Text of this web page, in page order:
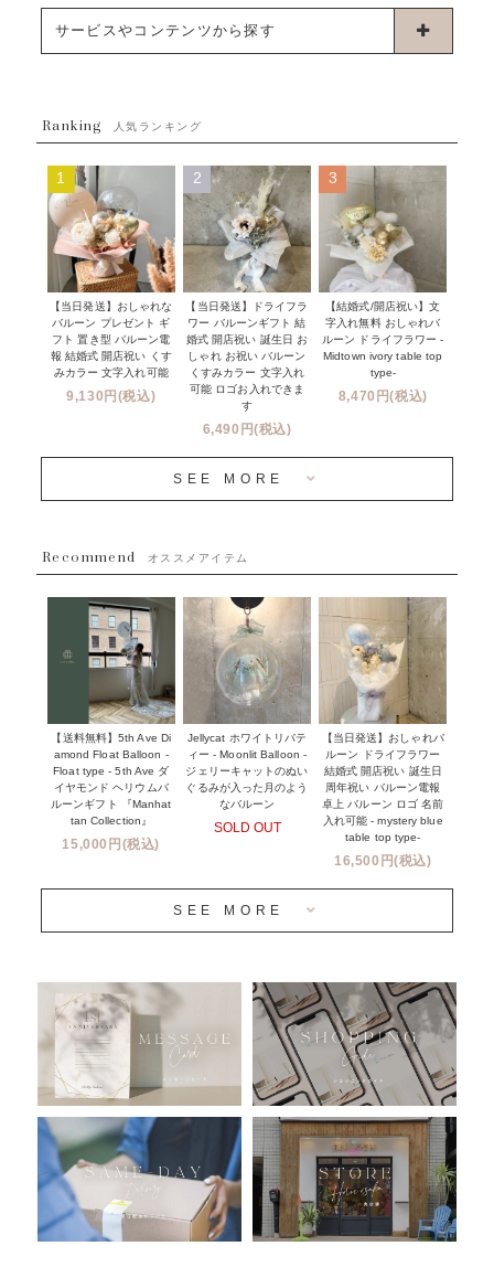
ブーケタイプバルーン
ムーンリットバルーン
コンフェッティバルーン
フリンジバルーン
デコレーションセット
プロップスバルーン
オプション
成人式・卒業式・入学式バルーンブーケ
お誕生日
開店・周年祝い
発表会・劇場
その他お祝い
クリスマス
新商品
~３０００円
~５５００円
１１０００円以上
NEW YORK MIND - ニューヨークスタイルバルーン
※コンフェッティバルーン -プリント内容-
サービスやコンテンツから探す
発送について
Q&A
メッセージカード・電報について
オーダーメイドについて
セミオーダーについて
フリンジバルーンについて
コンフェッティバルーンについて
ハワイウェディングサービス
企業・法人様
ウェディングコンフェッティバルーン特集
実店舗について -大阪 堀江店・名古屋 星ヶ丘店・滋賀 配送
センター店・沖縄 嘉手納基地店-
プリントサービス
前撮り写真バルーン特集
姉妹店＆関連ショップについて
安心のチャビーバルーン
おすすめ商品
バルーン自動販売機
浮くバルーンオーダーメイド - coming soonn -
卓上バルーンオーダーメイド
ムーンリットバルーンについて
その他オーダーメイド
Ranking 人気ランキング
1
【当日発送】おしゃれな
バルーン プレゼント ギ
フト 置き型 バルーン電
報 結婚式 開店祝い くす
みカラー 文字入れ可能
9,130円(税込)
2
【当日発送】ドライフラ
ワー バルーンギフト 結
婚式 開店祝い 誕生日 お
しゃれ お祝い バルーン
くすみカラー 文字入れ
可能 ロゴお入れできま
す
6,490円(税込)
3
【結婚式/開店祝い】文
字入れ無料 おしゃれバ
ルーン ドライフラワー -
Midtown ivory table top
type-
8,470円(税込)
SEE MORE
Recommend オススメアイテム
【送料無料】5th Ave Di
amond Float Balloon -
Float type - 5th Ave ダ
イヤモンド ヘリウムバ
ルーンギフト 『Manhat
tan Collection』
15,000円(税込)
Jellycat ホワイトリバテ
ィー - Moonlit Balloon -
ジェリーキャットのぬい
ぐるみが入った月のよう
なバルーン
SOLD OUT
【当日発送】おしゃれバ
ルーン ドライフラワー
結婚式 開店祝い 誕生日
周年祝い バルーン電報
卓上 バルーン ロゴ 名前
入れ可能 - mystery blue
table top type-
16,500円(税込)
SEE MORE